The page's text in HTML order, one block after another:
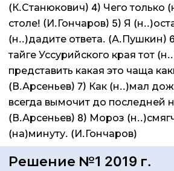
(К.Станюкович) 4) Чего только
столе! (И.Гончаров) 5) Я
(н..)дадите ответа. (А.Пушкин)
тайге Уссурийского края тот
представить какая это чаща
(В.Арсеньев) 7) Как (н..)мал
всегда вымочит до последней
(В.Арсеньев) 8) Мороз
(на)минуту. (И.Гончаров)
Решение №1 2019 г.